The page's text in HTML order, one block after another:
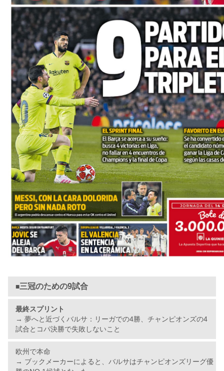
■三冠のための9試合
最終スプリント
→ 夢へと近づくバルサ：リーガでの4勝、チャンピオンズの4
試合とコパ決勝で失敗しないこと
欧州で本命
→ ブックメーカーによると、バルサはチャンピオンズリーグ優